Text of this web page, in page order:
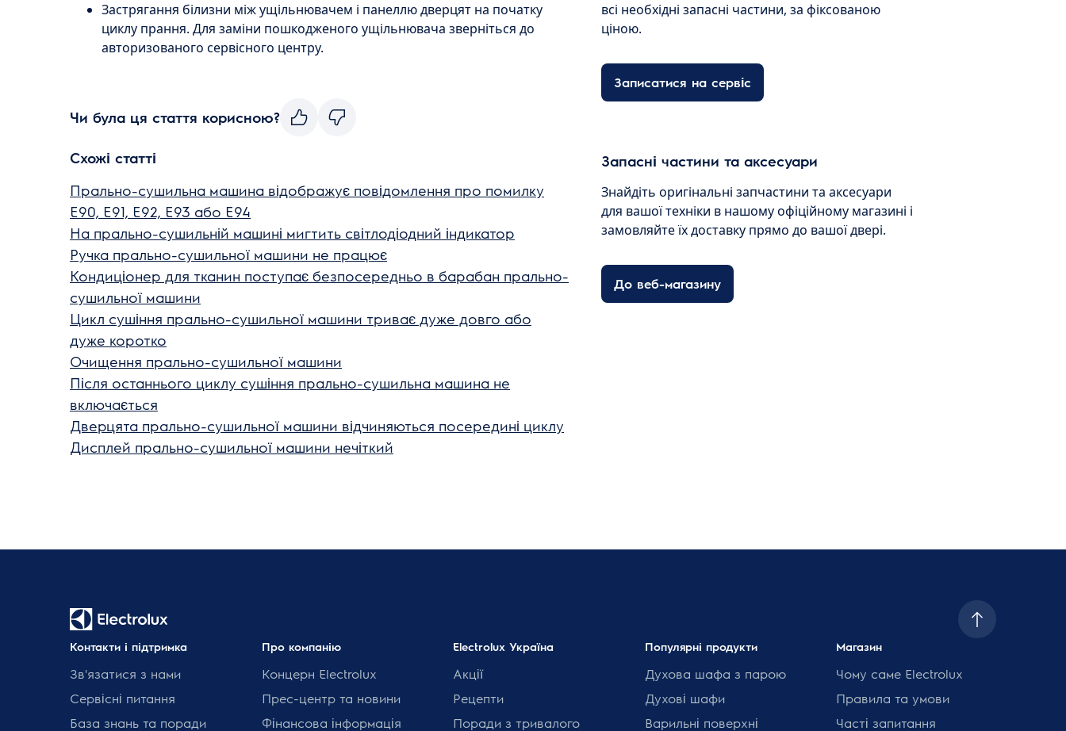
Застрягання білизни між ущільнювачем і панеллю дверцят на початку
циклу прання. Для заміни пошкодженого ущільнювача зверніться до
авторизованого сервісного центру.
Чи була ця стаття корисною?
Схожі статті
Прально-сушильна машина відображує повідомлення про помилку
E90, E91, E92, E93 або E94
На прально-сушильній машині мигтить світлодіодний індикатор
Ручка прально-сушильної машини не працює
Кондиціонер для тканин поступає безпосередньо в барабан прально-
сушильної машини
Цикл сушіння прально-сушильної машини триває дуже довго або
дуже коротко
Очищення прально-сушильної машини
Після останнього циклу сушіння прально-сушильна машина не
включається
Дверцята прально-сушильної машини відчиняються посередині циклу
Дисплей прально-сушильної машини нечіткий
всі необхідні запасні частини, за фіксованою
ціною.
Записатися на сервіс
Запасні частини та аксесуари
Знайдіть оригінальні запчастини та аксесуари
для вашої техніки в нашому офіційному магазині і
замовляйте їх доставку прямо до вашої двері.
До веб-магазину
Контакти і підтримка
Зв'язатися з нами
Сервісні питання
База знань та поради
Про компанію
Концерн Electrolux
Прес-центр та новини
Фінансова інформація
Electrolux Україна
Акції
Рецепти
Поради з тривалого
Популярні продукти
Духова шафа з парою
Духові шафи
Варильні поверхні
Магазин
Чому саме Electrolux
Правила та умови
Часті запитання